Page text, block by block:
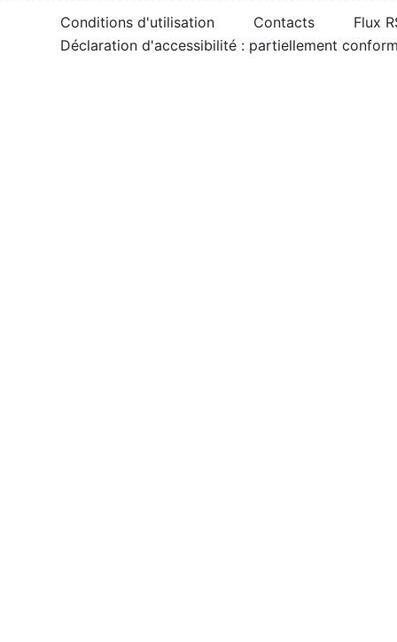
Conditions d'utilisation Contacts
Flux
Déclaration d'accessibilité : partiellement